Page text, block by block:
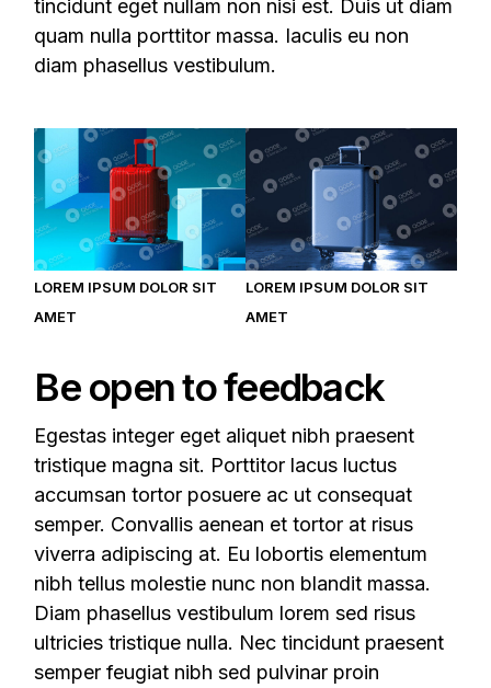
tincidunt eget nullam non nisi est. Duis ut diam
quam nulla porttitor massa. Iaculis eu non
diam phasellus vestibulum.
LOREM IPSUM DOLOR SIT
AMET
LOREM IPSUM DOLOR SIT
AMET
Be open to feedback
Egestas integer eget aliquet nibh praesent
tristique magna sit. Porttitor lacus luctus
accumsan tortor posuere ac ut consequat
semper. Convallis aenean et tortor at risus
viverra adipiscing at. Eu lobortis elementum
nibh tellus molestie nunc non blandit massa.
Diam phasellus vestibulum lorem sed risus
ultricies tristique nulla. Nec tincidunt praesent
semper feugiat nibh sed pulvinar proin